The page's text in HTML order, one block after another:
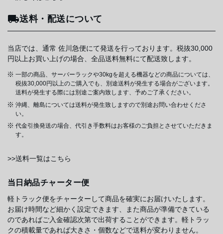
送料・配送について
当店では、通常 佐川急便にて発送を行っております。税抜30,000
円以上お買い上げの場合、全品送料無料にて配送致します。
一部の商品、サーバーラックや30kgを超える機器などの商品については、
税抜30,000円以上のご購入でも、別途送料が発生する場合がございます。
送料が発生する際には別途ご案内致します、予めご了承ください。
沖縄、離島については送料が発生致しますので別途お問い合わせくださ
い。
代金引換発送の場合、代引き手数料はお客様のご負担とさせていただきま
す。
>>送料一覧はこちら
当日納品チャーター便
軽トラック便をチャーターして商品を確実にお届けいたします。
お届け時間など細かく設定できます、また商品が準備できている
のであればご入金確認次第で出荷することができます。軽トラッ
クの積載量であれば大きさ・個数などで送料が変わりません。